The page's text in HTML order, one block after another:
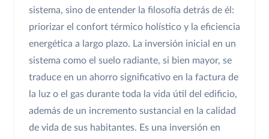
sistema, sino de entender la filosofía detrás de él:
priorizar el confort térmico holístico y la eficiencia
energética a largo plazo. La inversión inicial en un
sistema como el suelo radiante, si bien mayor, se
traduce en un ahorro significativo en la factura de
la luz o el gas durante toda la vida útil del edificio,
además de un incremento sustancial en la calidad
de vida de sus habitantes. Es una inversión en